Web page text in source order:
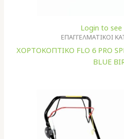
Login to see
ΕΠΑΓΓΕΛΜΑΤΙΚΟΙ
XΟΡΤΟΚΟΠΤΙΚΟ FLO 6 PRO
BLUE